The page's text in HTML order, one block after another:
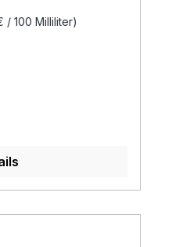
/ 100 Milliliter)